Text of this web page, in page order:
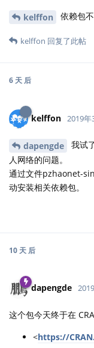
kelffon 依赖包
kelffon 回复了此帖
6 天 后
kelffon 2019年
dapengde
我试
人网络的问题。
通过文件pzhaonet-
动安装相关依赖包。
10 天 后
dapengde
这个包今天终于在
<https://